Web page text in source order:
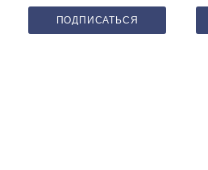
ПОДПИСАТЬСЯ